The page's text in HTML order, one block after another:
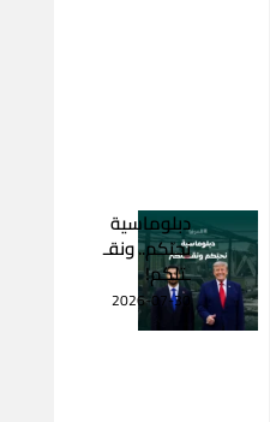
دبلوماسية
نحبّكم.. ونقـ
ـتلكم!
2026-07-30